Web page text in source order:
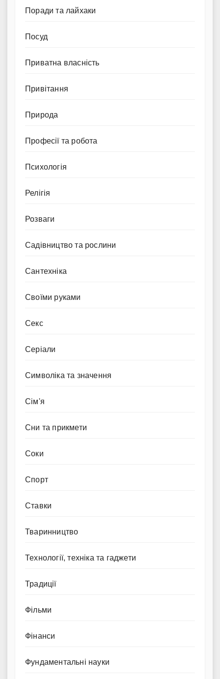
Поради та лайхаки
Посуд
Приватна власність
Привітання
Природа
Професії та робота
Психологія
Релігія
Розваги
Садівництво та рослини
Сантехніка
Своїми руками
Секс
Серіали
Символіка та значення
Сім'я
Сни та прикмети
Соки
Спорт
Ставки
Тваринництво
Технології, техніка та гаджети
Традиції
Фільми
Фінанси
Фундаментальні науки